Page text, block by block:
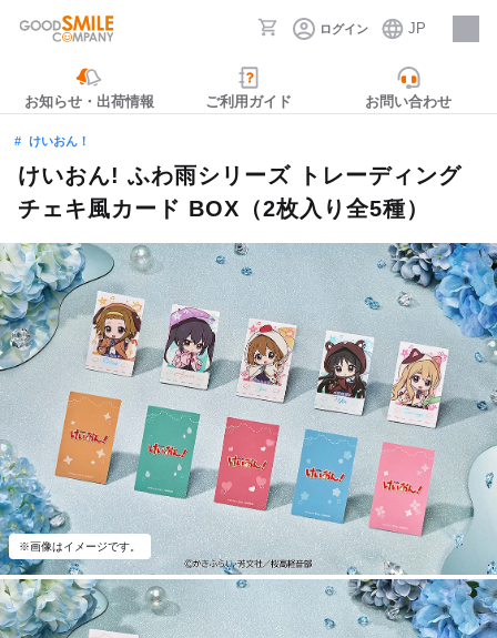
ログイン JP
採用情報
お知らせ・出荷情報 ご利用ガイド お問い合わせ
けいおん！
けいおん! ふわ雨シリーズ トレーディング
チェキ風カード BOX（2枚入り全5種）
※画像はイメージです。